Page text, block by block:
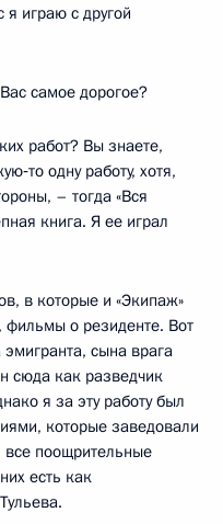
играю с другой
самое дорогое?
работ? Вы знаете,
одну работу, хотя,
– тогда «Вся
книга. Я ее играл
в которые и «Экипаж»
фильмы о резиденте. Вот
сына врага
сюда как разведчик
я за эту работу был
которые заведовали
все поощрительные
есть как